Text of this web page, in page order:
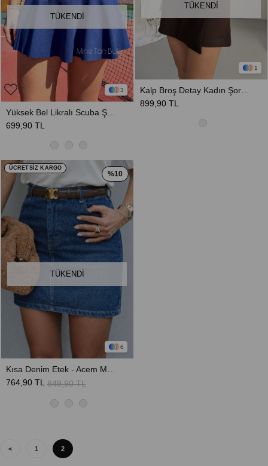
TÜKENDI
3
Yüksek Bel Likralı Scuba Şort Etek - Lacivert
699,90 TL
TÜKENDI
1
Kalp Broş Detay Kadın Şort Etek - Kahverengi
899,90 TL
TÜKENDI
ÜCRETSİZ KARGO
6
764,90 TL 849,90 TL
%10
< 1 2